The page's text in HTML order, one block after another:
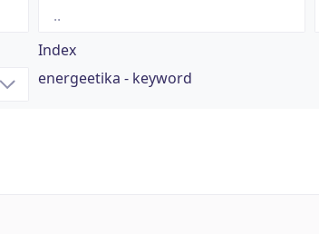
Index
energeetika - keyword